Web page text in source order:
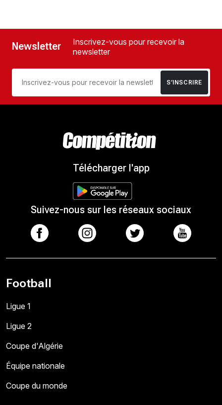
Newsletter
Inscrivez-vous pour recevoir la
newsletter
S’INSCRIRE
Télécharger l'app
Suivez-nous sur les réseaux sociaux
Football
Ligue 1
Ligue 2
Coupe d'Algérie
Équipe nationale
Coupe du monde